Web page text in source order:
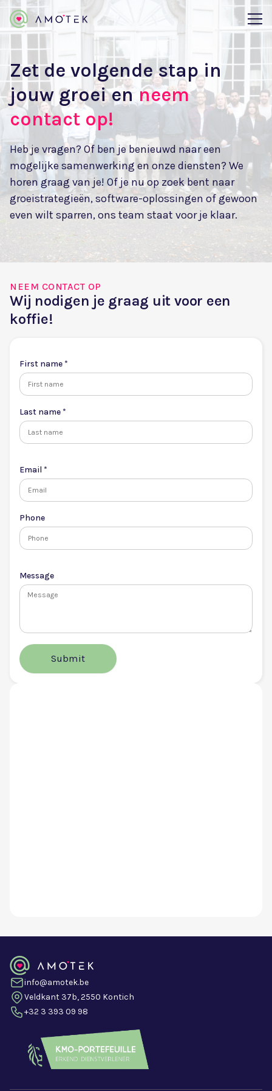
Zet de volgende stap in
jouw groei en neem
contact op!
Heb je vragen? Of ben je benieuwd naar een
mogelijke samenwerking en onze diensten? We
horen graag van je! Of je nu op zoek bent naar
groeistrategieën, software-oplossingen of gewoon
even wilt sparren, ons team staat voor je klaar.
NEEM CONTACT OP
Wij nodigen je graag uit voor een
koffie!
First name *
Last name *
Email *
Phone
Message
info@amotek.be
Veldkant 37b, 2550 Kontich
+32 3 393 09 98